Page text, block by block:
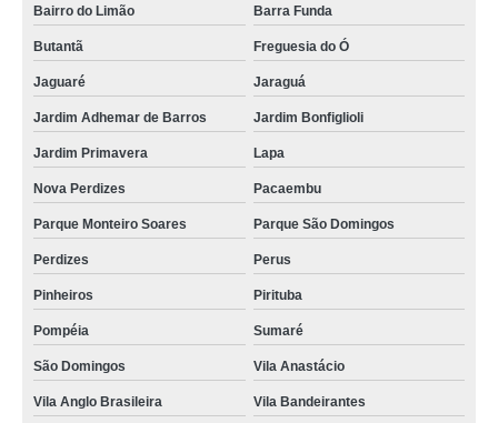
Bairro do Limão Barra Funda
Butantã Freguesia do Ó
Jaguaré Jaraguá
Jardim Adhemar de Barros Jardim Bonfiglioli
Jardim Primavera Lapa
Nova Perdizes Pacaembu
Parque Monteiro Soares Parque São Domingos
Perdizes Perus
Pinheiros Pirituba
Pompéia Sumaré
São Domingos Vila Anastácio
Vila Anglo Brasileira Vila Bandeirantes